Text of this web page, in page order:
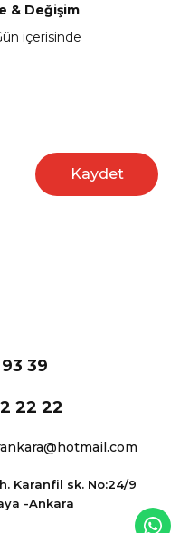
& Değişim
içerisinde
Kaydet
93 39
22 22
Karanfil sk. No:24/9
-Ankara